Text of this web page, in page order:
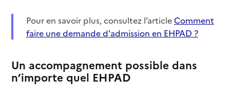
Pour en savoir plus, consultez l’articleComment
faire une demande d'admission en EHPAD ?
Un accompagnement possible dans
n’importe quel EHPAD